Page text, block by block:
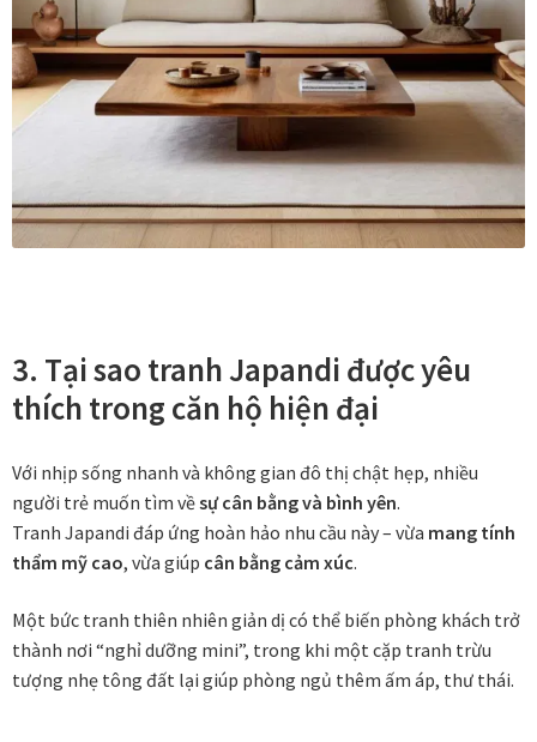
Đóng khung tranh thêu
Giỏ hàng
Giới Thiệu Mia Home
Homepage Test
In ảnh theo yêu cầu
In tranh canvas theo yêu cầu
In tranh dán tường theo yêu cầu
Khung ảnh
3. Tại sao tranh Japandi được yêu
thích trong căn hộ hiện đại
Với nhịp sống nhanh và không gian đô thị chật hẹp, nhiều
người trẻ muốn tìm vềsự cân bằng và bình yên.
Tranh Japandi đáp ứng hoàn hảo nhu cầu này – vừa mang tính
thẩm mỹ cao, vừa giúp cân bằng cảm xúc.
Một bức tranh thiên nhiên giản dị có thể biến phòng khách trở
thành nơi “nghỉ dưỡng mini”, trong khi một cặp tranh trừu
tượng nhẹ tông đất lại giúp phòng ngủ thêm ấm áp, thư thái.